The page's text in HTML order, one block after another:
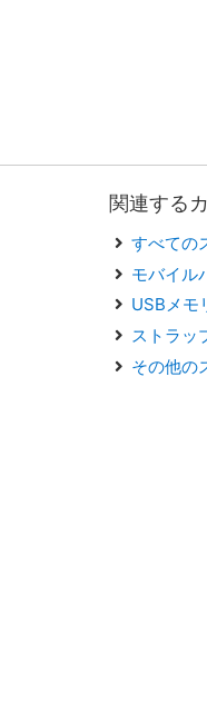
関連する
すべての
モバイル
USBメモ
ストラッ
その他の